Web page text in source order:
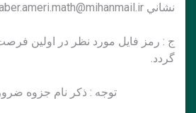
نشاني jaber.ameri.math@mihanmail.ir ايميل نماييد.
ج : رمز فايل مورد نظر در اولين
گردد.
توجه : ذكر نام جزوه